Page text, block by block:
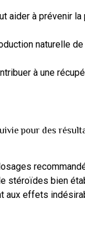
aider à prévenir
naturelle
à une
pour des
stéroïdes bien
aux effets